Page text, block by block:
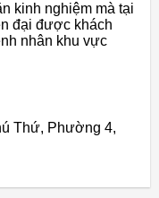
kinh nghiệm mà tại
đại được khách
nhân khu vực
Thứ, Phường 4,